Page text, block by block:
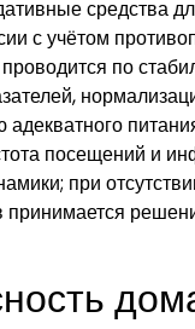
средства
с учётом
по
адекватного
посещений и
при
принимается